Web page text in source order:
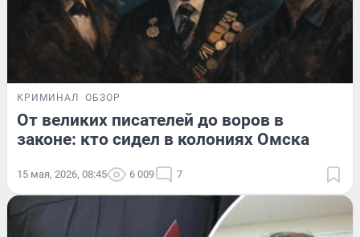
КРИМИНАЛ ОБЗОР
От великих писателей до воров в
законе: кто сидел в колониях Омска
15 мая, 2026, 08:45 6 009 7